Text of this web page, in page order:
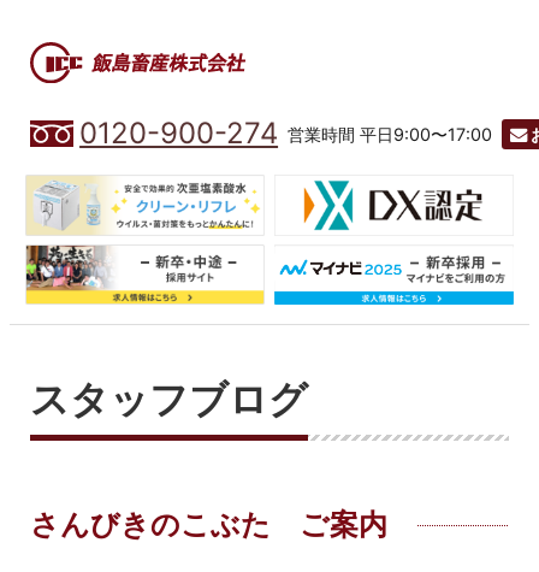
0120-900-274 営業時間 平日9:00〜17:00
スタッフブログ
さんびきのこぶた ご案内